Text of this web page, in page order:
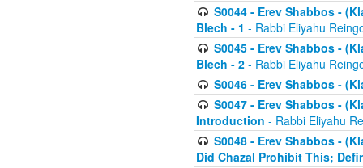
S0044 - Erev Shabbos -
Blech - 1 - Rabbi Eliyahu
S0045 - Erev Shabbos -
Blech - 2 - Rabbi Eliyahu
S0046 - Erev Shabbos -
S0047 - Erev Shabbos -
Introduction - Rabbi Eliyahu
S0048 - Erev Shabbos -
Did Chazal Prohibit This;